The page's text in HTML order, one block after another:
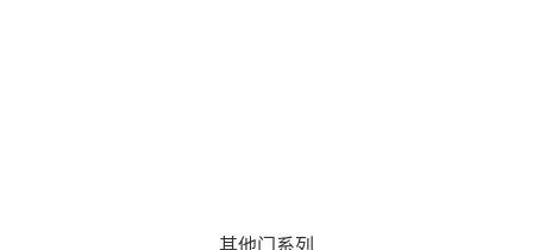
其他门系列